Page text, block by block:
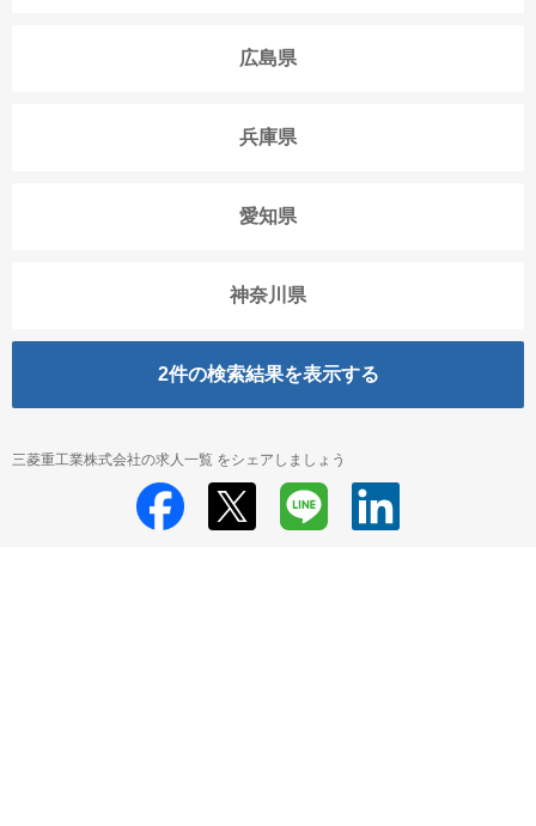
広島県
兵庫県
愛知県
神奈川県
2件の検索結果を表示する
三菱重工業株式会社の求人一覧 をシェアしましょう